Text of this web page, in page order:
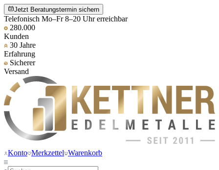
Jetzt Beratungstermin sichern
Telefonisch Mo–Fr 8–20 Uhr erreichbar
280.000
Kunden
30 Jahre
Erfahrung
Sicherer
Versand
Konto Merkzettel Warenkorb